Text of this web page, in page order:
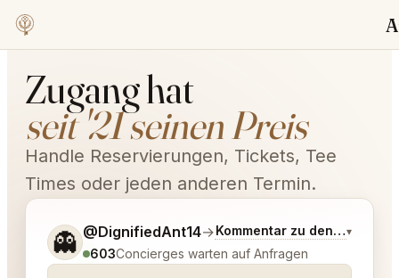
Zugang hat
seit '21 seinen Preis
Handle Reservierungen, Tickets, Tee
Times oder jeden anderen Termin.
👻 @DignifiedAnt14→Kommentar zu den ▾
603Concierges warten auf Anfragen
Sag mir noch etwas genauer, was du möchtest.